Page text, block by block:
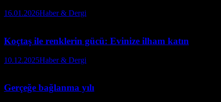
16.01.2026Haber & Dergi
Koçtaş ile renklerin gücü: Evinize ilham katın
10.12.2025Haber & Dergi
Gerçeğe bağlanma yılı